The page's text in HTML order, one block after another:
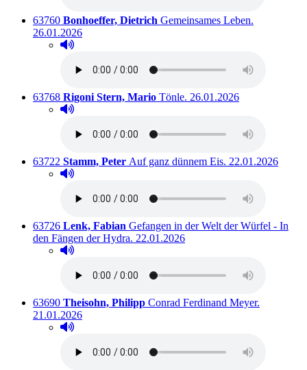
Titelnummer:
63760 von
Bonhoeffer, Dietrich Gemeinsames Leben.
26.01.2026
Hörprobe abspielen
Hörprobe von Gemeinsames Leben.
Titelnummer:
63768 von
Rigoni Stern, Mario: Tönle. Ausleihbar seit dem
26.01.2026
Hörprobe abspielen
Hörprobe von Tönle.
Titelnummer:
63722 von
Stamm, Peter: Auf ganz dünnem Eis. Ausleihbar seit
22.01.2026
Hörprobe abspielen
Hörprobe von Auf ganz dünnem Eis.
Titelnummer:
63726 von
Lenk, Fabian Gefangen in der Welt der Würfel - In
den Fängen der Hydra. Ausleihbar seit dem
22.01.2026
Hörprobe abspielen
Hörprobe von Gefangen in der Welt der Würfel - In
Titelnummer:
63690 von
Theisohn, Philipp: Conrad Ferdinand Meyer.
21.01.2026
Hörprobe abspielen
Hörprobe von Conrad Ferdinand Meyer.